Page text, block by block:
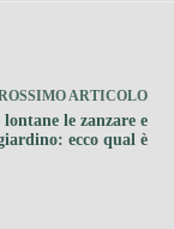
ARTICOLO
le zanzare e
ecco qual è